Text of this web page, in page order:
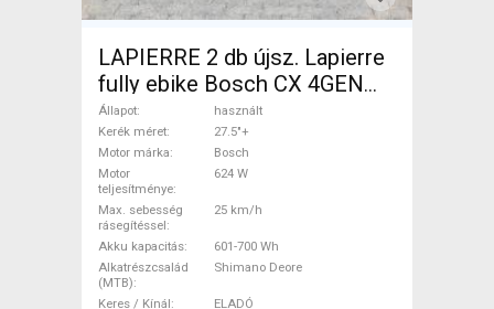
LAPIERRE 2 db újsz. Lapierre
fully ebike Bosch CX 4GEN
85nm Elektromos Mountain
Bike 27.5"+ össztelós / fully
Bosch Shimano Deore
használt ELADÓ
Állapot
használt
Kerék méret
27.5"+
Motor márka
Bosch
Motor
teljesítménye
624 W
Max. sebesség
rásegítéssel
25 km/h
Akku kapacitás
601-700 Wh
Alkatrészcsalád
(MTB)
Shimano Deore
Keres / Kínál ELADÓ